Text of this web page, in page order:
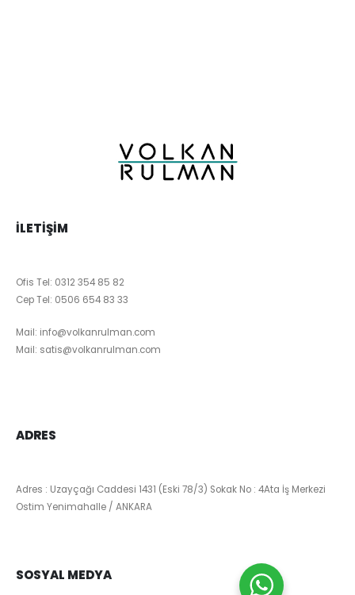
İLETIŞIM
Ofis Tel: 0312 354 85 82
Cep Tel: 0506 654 83 33
Mail: info@volkanrulman.com
Mail: satis@volkanrulman.com
ADRES
Adres : Uzayçağı Caddesi 1431 (Eski 78/3) Sokak No : 4Ata İş Merkezi
Ostim Yenimahalle / ANKARA
SOSYAL MEDYA